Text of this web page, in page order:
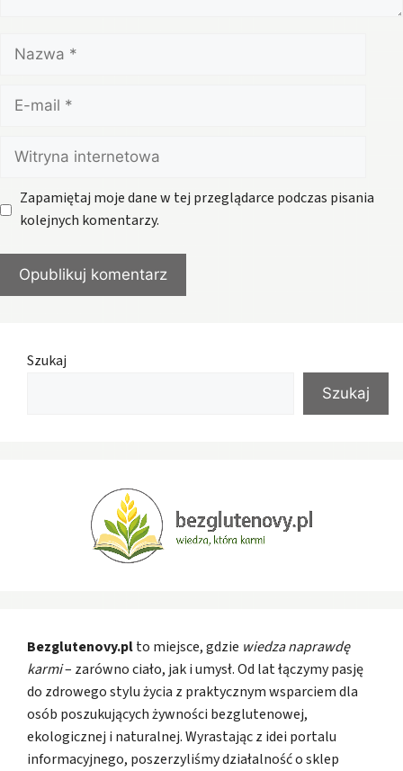
Nazwa
mail
Witryna
internetowa
Zapamiętaj moje dane w tej przeglądarce podczas pisania
kolejnych komentarzy.
Szukaj
Szukaj
Bezglutenovy.plto miejsce, gdzie wiedza naprawdę
karmi– zarówno ciało, jak i umysł. Od lat łączymy pasję
do zdrowego stylu życia z praktycznym wsparciem dla
osób poszukujących żywności bezglutenowej,
ekologicznej i naturalnej. Wyrastając z idei portalu
informacyjnego, poszerzyliśmy działalność o sklep